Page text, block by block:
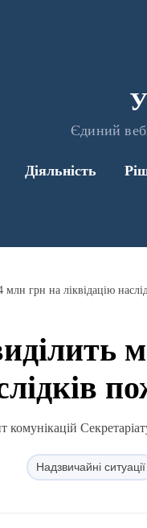
Єдиний
Діяльність
грн на ліквідацію
комунікацій
Надзвичайні ситуації